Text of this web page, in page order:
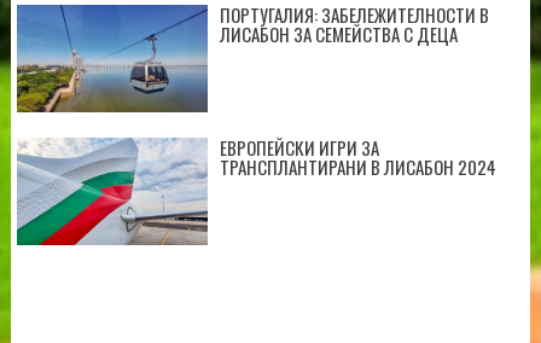
ПОРТУГАЛИЯ: ЗАБЕЛЕЖИТЕЛНОСТИ В
ЛИСАБОН ЗА СЕМЕЙСТВА С ДЕЦА
ЕВРОПЕЙСКИ ИГРИ ЗА
ТРАНСПЛАНТИРАНИ В ЛИСАБОН 2024